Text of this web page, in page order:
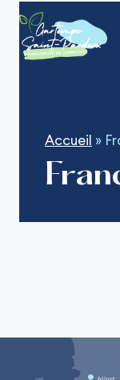
contenu
Accueil »